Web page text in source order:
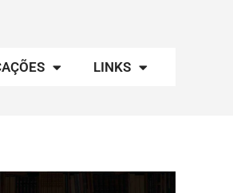
LINKS